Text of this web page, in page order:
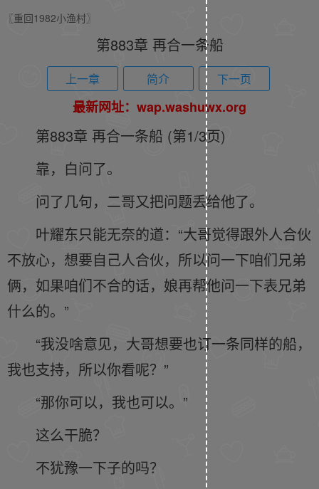
〖重回1982小渔村〗
第883章 再合一条船
上一章 简介 下一页
最新网址：wap.washuwx.org
第883章 再合一条船 (第1/3页)
靠，白问了。
问了几句，二哥又把问题丢给他了。
叶耀东只能无奈的道：“大哥觉得跟外人合伙
不放心，想要自己人合伙，所以问一下咱们兄弟
俩，如果咱们不合的话，娘再帮他问一下表兄弟
什么的。”
“我没啥意见，大哥想要也订一条同样的船，
我也支持，所以你看呢？”
“那你可以，我也可以。”
这么干脆？
不犹豫一下子的吗？